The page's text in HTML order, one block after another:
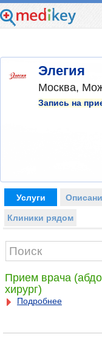
Элегия
Москва,
Запись на
Услуги
Клиники рядом
Прием врача
хирург)
Подробнее